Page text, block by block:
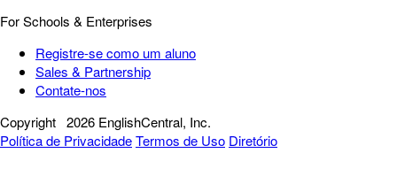
For Schools & Enterprises
Registre-se como um aluno
Sales & Partnership
Contate-nos
Copyright 2026 EnglishCentral, Inc.
Política de PrivacidadeTermos de Uso Diretório